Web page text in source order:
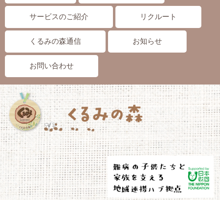
サービスのご紹介 リクルート
くるみの森通信 お知らせ
お問い合わせ